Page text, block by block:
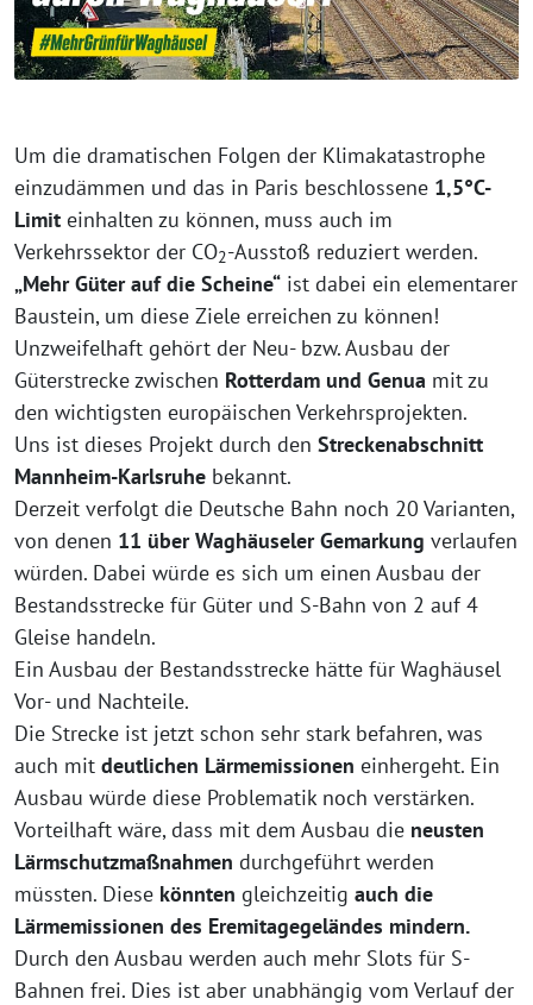
Um die dramatischen Folgen der Klimakatastrophe
einzudämmen und das in Paris beschlossene 1,5°C-
Limit einhalten zu können, muss auch im
Verkehrssektor der CO2-Ausstoß reduziert werden.
„Mehr Güter auf die Scheine“ ist dabei ein elementarer
Baustein, um diese Ziele erreichen zu können!
Unzweifelhaft gehört der Neu- bzw. Ausbau der
Güterstrecke zwischen Rotterdam und Genua mit zu
den wichtigsten europäischen Verkehrsprojekten.
Uns ist dieses Projekt durch den Streckenabschnitt
Mannheim-Karlsruhe bekannt.
Derzeit verfolgt die Deutsche Bahn noch 20 Varianten,
von denen 11 über Waghäuseler Gemarkung verlaufen
würden. Dabei würde es sich um einen Ausbau der
Bestandsstrecke für Güter und S-Bahn von 2 auf 4
Gleise handeln.
Ein Ausbau der Bestandsstrecke hätte für Waghäusel
Vor- und Nachteile.
Die Strecke ist jetzt schon sehr stark befahren, was
auch mit deutlichen Lärmemissionen einhergeht. Ein
Ausbau würde diese Problematik noch verstärken.
Vorteilhaft wäre, dass mit dem Ausbau die neusten
Lärmschutzmaßnahmen durchgeführt werden
müssten. Diese könnten gleichzeitig auch die
Lärmemissionen des Eremitagegeländes mindern.
Durch den Ausbau werden auch mehr Slots für S-
Bahnen frei. Dies ist aber unabhängig vom Verlauf der